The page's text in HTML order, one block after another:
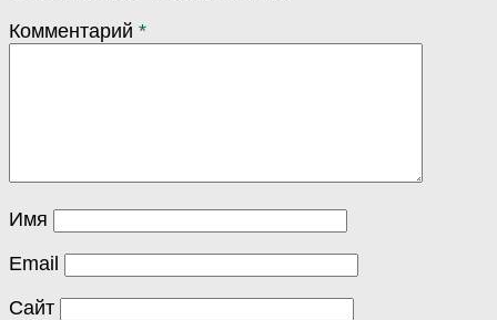
Комментарий *
Имя
Email
Сайт